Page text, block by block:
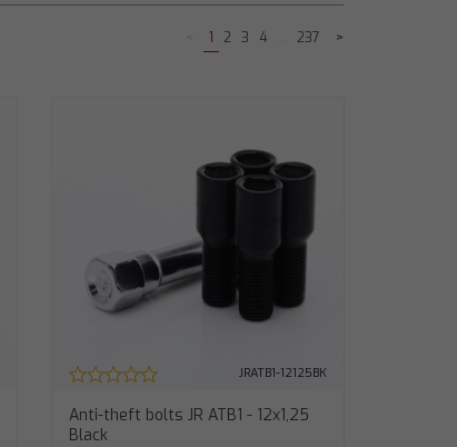
1 2 3 4 237 >
JRATB1-12125BK
Anti-theft bolts JR ATB1 - 12x1,25
Black